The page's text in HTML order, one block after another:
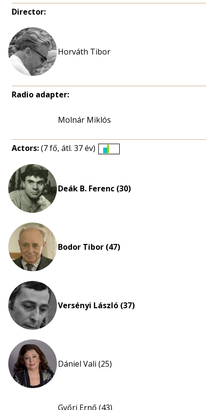
Director:
Radio adapter:
Molnár Miklós
Actors:(7 fő, átl. 37 év)
Deák B. Ferenc (30)
Bodor Tibor (47)
Versényi László (37)
Dániel Vali (25)
Győri Ernő (43)